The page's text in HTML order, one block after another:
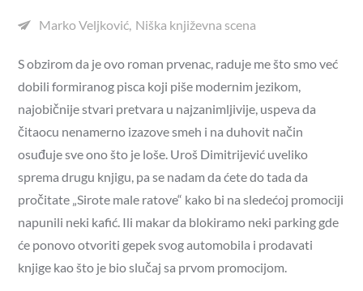
Marko Veljković Niška književna scena
S obzirom da je ovo roman prvenac, raduje me što smo već
dobili formiranog pisca koji piše modernim jezikom,
najobičnije stvari pretvara u najzanimljivije, uspeva da
čitaocu nenamerno izazove smeh i na duhovit način
osuđuje sve ono što je loše. Uroš Dimitrijević uveliko
sprema drugu knjigu, pa se nadam da ćete do tada da
pročitate „Sirote male ratove“ kako bi na sledećoj promociji
napunili neki kafić. Ili makar da blokiramo neki parking gde
će ponovo otvoriti gepek svog automobila i prodavati
knjige kao što je bio slučaj sa prvom promocijom.